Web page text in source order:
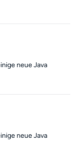
neue Java
neue Java